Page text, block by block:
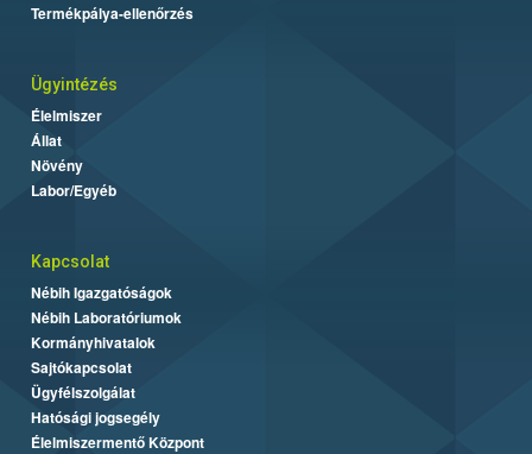
Termékpálya-ellenőrzés
Ügyintézés
Élelmiszer
Állat
Növény
Labor/Egyéb
Kapcsolat
Nébih Igazgatóságok
Nébih Laboratóriumok
Kormányhivatalok
Sajtókapcsolat
Ügyfélszolgálat
Hatósági jogsegély
Élelmiszermentő Központ